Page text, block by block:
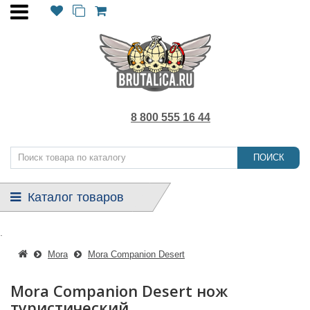
8 800 555 16 44
ПОИСК
Каталог товаров
Mora Mora Companion Desert
Mora Companion Desert нож